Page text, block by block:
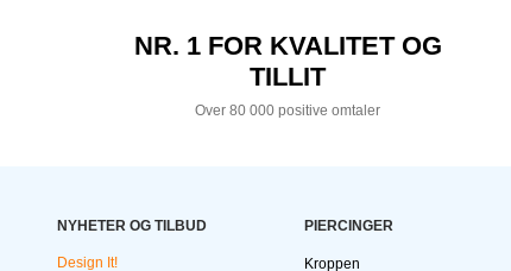
NR. 1 FOR KVALITET OG
TILLIT
Over 80 000 positive omtaler
NYHETER OG TILBUD
Design It!
PIERCINGER
Kroppen